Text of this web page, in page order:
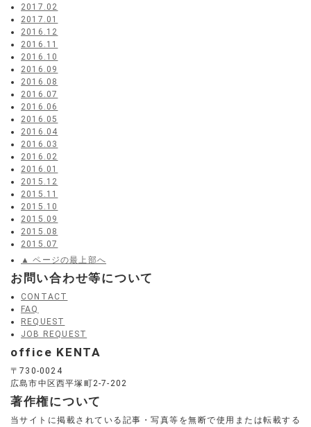
2017.02
2017.01
2016.12
2016.11
2016.10
2016.09
2016.08
2016.07
2016.06
2016.05
2016.04
2016.03
2016.02
2016.01
2015.12
2015.11
2015.10
2015.09
2015.08
2015.07
▲ ページの最上部へ
お問い合わせ等について
CONTACT
FAQ
REQUEST
JOB REQUEST
office KENTA
〒730-0024
広島市中区西平塚町2-7-202
著作権について
当サイトに掲載されている記事・写真等を無断で使用または転載する